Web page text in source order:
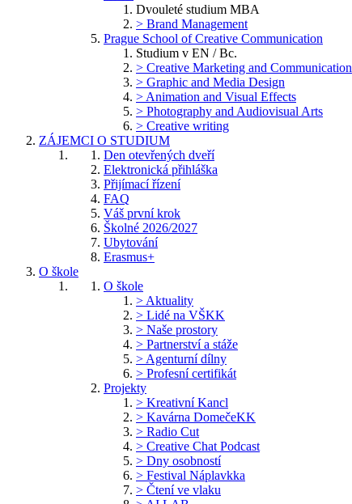
Dvouleté studium MBA
> Brand Management
Prague School of Creative Communication
Studium v EN / Bc.
> Creative Marketing and Communication
> Graphic and Media Design
> Animation and Visual Effects
> Photography and Audiovisual Arts
> Creative writing
ZÁJEMCI O STUDIUM
Den otevřených dveří
Elektronická přihláška
Přijímací řízení
FAQ
Váš první krok
Školné 2026/2027
Ubytování
Erasmus+
O škole
O škole
> Aktuality
> Lidé na VŠKK
> Naše prostory
> Partnerství a stáže
> Agenturní dílny
> Profesní certifikát
Projekty
> Kreativní Kancl
> Kavárna DomečeKK
> Radio Cut
> Creative Chat Podcast
> Dny osobností
> Festival Náplavkka
> Čtení ve vlaku